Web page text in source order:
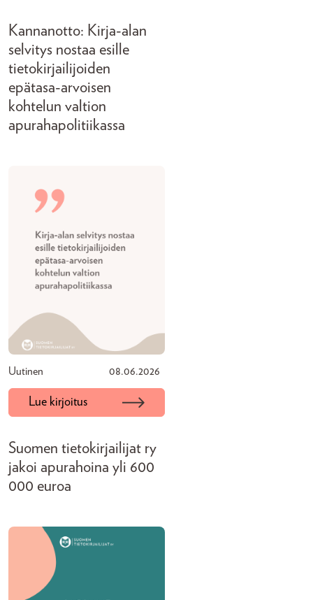
Kannanotto: Kirja-alan
selvitys nostaa esille
tietokirjailijoiden
epätasa-arvoisen
kohtelun valtion
apurahapolitiikassa
Uutinen 08.06.2026
Lue kirjoitus
Suomen tietokirjailijat ry
jakoi apurahoina yli 600
000 euroa